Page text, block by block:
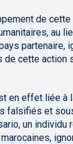
de
au
partenaire,
cette action
en effet liée
falsifiés et
un individu